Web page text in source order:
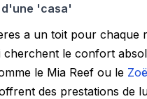
d'une 'casa'
a un toit pour chaque
cherchent le confort
le Mia Reef ou le
des prestations de